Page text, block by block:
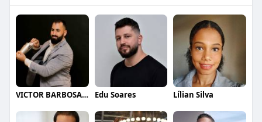
VICTOR BARBOSA QUARANTA Edu Soares Lílian Silva